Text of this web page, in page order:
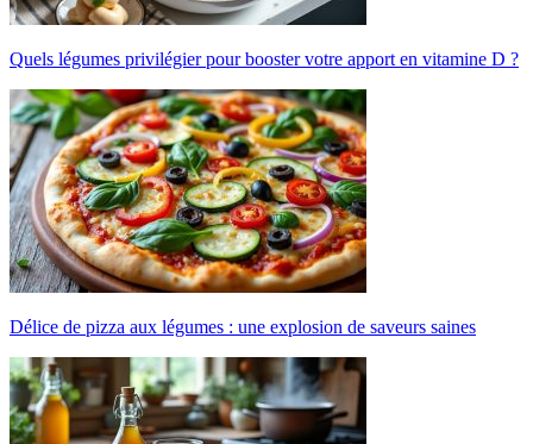
Quels légumes privilégier pour booster votre apport en vitamine D ?
Délice de pizza aux légumes : une explosion de saveurs saines